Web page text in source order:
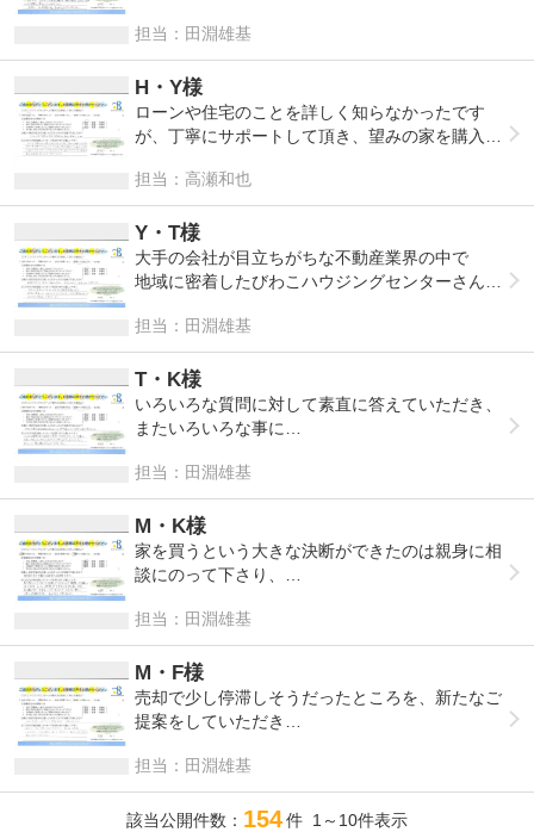
信頼に変わっていくのでしょう。
本当にお世話になりありがとうございました。
担当：田淵雄基
H・Y様
ローンや住宅のことを詳しく知らなかったです
が、丁寧にサポートして頂き、望みの家を購入で
ちの生活に合わせて対応して下さり、申し訳なか
ったですがありがたかったです。最後まで本当に
お世話になり、ありがとうございました。
担当：高瀬和也
Y・T様
大手の会社が目立ちがちな不動産業界の中で
地域に密着したびわこハウジングセンターさんの
これからも頑張って下さい。
担当：田淵雄基
T・K様
いろいろな質問に対して素直に答えていただき、
またいろいろな事に
た。
分かりやすくて、安心して事を進めることができ
ました。
担当：田淵雄基
M・K様
家を買うという大きな決断ができたのは親身に相
談にのって下さり、
知識がなく不安もいっぱいでしたが、これから新
しいスタートが始まります。
ありがとうございました。
担当：田淵雄基
M・F様
売却で少し停滞しそうだったところを、新たなご
提案をしていただき
きました。
本当にありがとうございました。
担当：田淵雄基
該当公開件数： 154件 1～10件表示